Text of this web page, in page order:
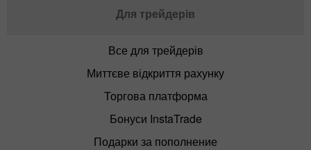
Для трейдерів
Все для трейдерів
Миттєве відкриття рахунку
Торгова платформа
Бонуси InstaTrade
Подарки за пополнение